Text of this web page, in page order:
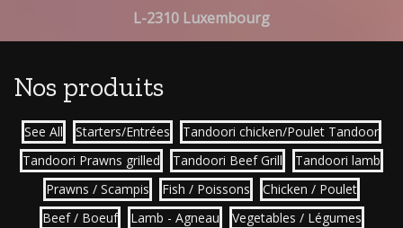
L-2310 Luxembourg
Nos produits
See All Starters/Entrées
Tandoori chicken/Poulet Tandoor
Tandoori Prawns grilled
Tandoori Beef Grill
Tandoori lamb
Prawns / Scampis
Fish / Poissons
Chicken / Poulet
Beef / Boeuf
Lamb - Agneau
Vegetables / Légumes